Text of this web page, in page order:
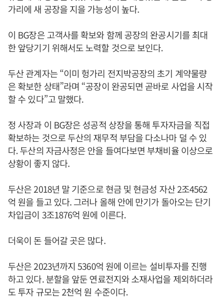
가리에 새 공장을 지을 가능성이 높다.
이 BG장은 고객사를 확보와 함께 공장의 완공시기를 최대
한 앞당기기 위해서도 노력할 것으로 보인다.
두산 관계자는 “이미 헝가리 전지박공장의 초기 계약물량
은 확보한 상태”라며 “공장이 완공되면 곧바로 사업을 시작
할 수 있다”고 말했다.
정 사장과 이 BG장은 성공적 상장을 통해 투자자금을 직접
확보하는 것으로 두산의 재무적 부담을 다소나마 덜 수 있
다. 두산의 자금사정은 안을 들여다보면 부채비율 이상으로
상황이 좋지 않다.
두산은 2018년 말 기준으로 현금 및 현금성 자산 2조4562
억 원을 들고 있다. 그러나 올해 안에 만기가 돌아오는 단기
차입금이 3조1876억 원에 이른다.
더욱이 돈 들어갈 곳은 많다.
두산은 2023년까지 5360억 원에 이르는 설비투자를 진행
하고 있다. 분할을 앞둔 연료전지와 소재사업을 제외하더라
도 투자 규모는 2천억 원 수준이다.